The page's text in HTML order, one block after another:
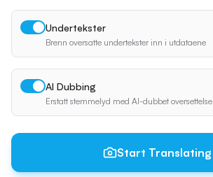
Undertekster
Brenn oversatte undertekster inn i utdataene
AI Dubbing
Erstatt stemmelyd med AI-dubbet oversettelse
Start Translating